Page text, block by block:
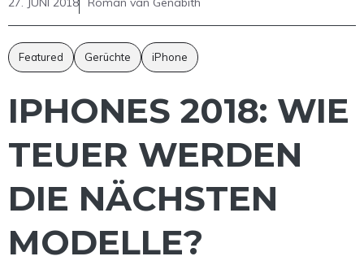
Featured Gerüchte iPhone
IPHONES 2018: WIE
TEUER WERDEN
DIE NÄCHSTEN
MODELLE?